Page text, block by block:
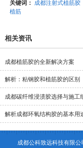
关键词： 成都注射式植筋胶
植筋
相关资讯
成都植筋胶的全新解决方案
解析：粘钢胶和植筋胶的区别
成都碳纤维浸渍胶选择与施工
解析成都环氧结构胶的基本用
成都公科致远科技有限公